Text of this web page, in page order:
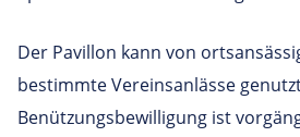
Der Pavillon kann von
bestimmte Vereinsanlässe
Benützungsbewilligung ist